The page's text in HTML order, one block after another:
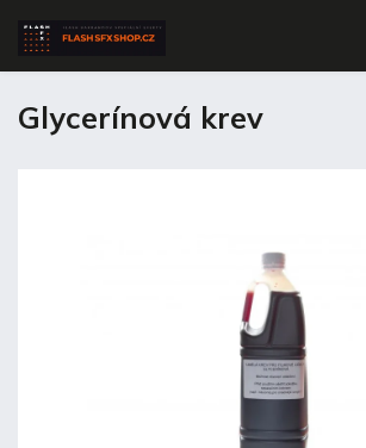
Glycerínová krev